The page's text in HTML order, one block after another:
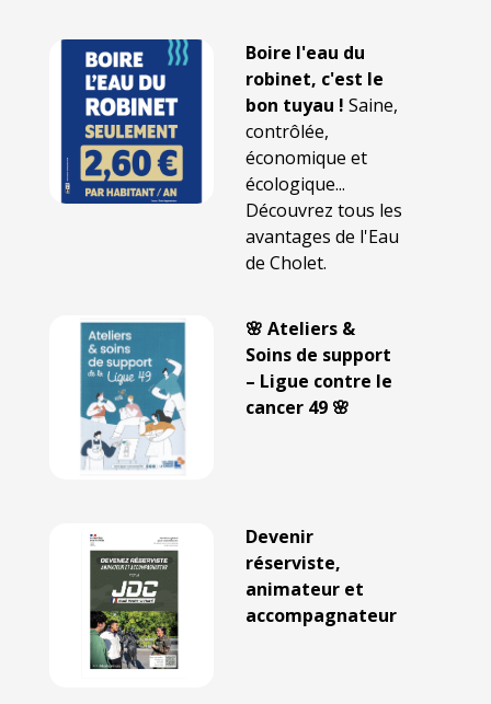
Boire l'eau du
robinet, c'est le
bon tuyau ! Saine,
contrôlée,
économique et
écologique...
Découvrez tous les
avantages de l'Eau
de Cholet.
🌸 Ateliers &
Soins de support
– Ligue contre le
cancer 49 🌸
Devenir
réserviste,
animateur et
accompagnateur